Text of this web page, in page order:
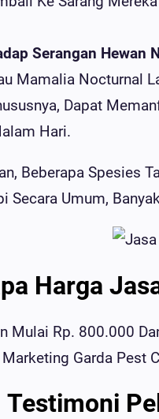
Serangan Hewan
Mamalia Nocturnal
Dapat
Hari.
Beberapa Spesies
Secara Umum,
Harga
Mulai Rp. 800.000
Garda Pest
Testimoni